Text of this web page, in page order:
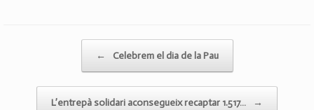
← Celebrem el dia de la Pau
L’entrepà solidari aconsegueix recaptar 1.517… →